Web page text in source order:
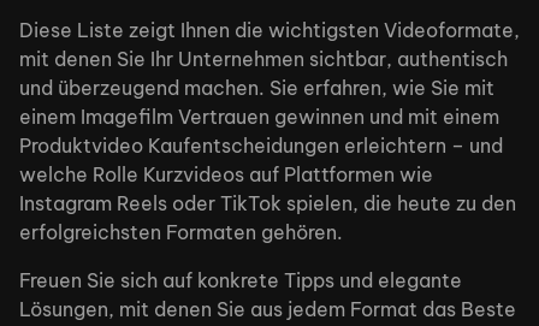
Diese Liste zeigt Ihnen die wichtigsten Videoformate,
mit denen Sie Ihr Unternehmen sichtbar, authentisch
und überzeugend machen. Sie erfahren, wie Sie mit
einem Imagefilm Vertrauen gewinnen und mit einem
Produktvideo Kaufentscheidungen erleichtern – und
welche Rolle Kurzvideos auf Plattformen wie
Instagram Reels oder TikTok spielen, die heute zu den
erfolgreichsten Formaten gehören.
Freuen Sie sich auf konkrete Tipps und elegante
Lösungen, mit denen Sie aus jedem Format das Beste